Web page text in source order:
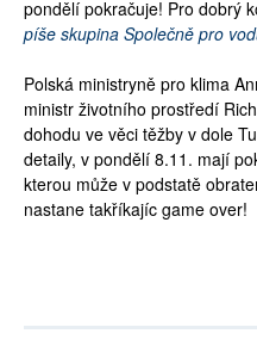
pondělí pokračuje! Pro dobrý
píše skupina Společně pro
Polská ministryně pro klima
ministr životního prostředí
dohodu ve věci těžby v dole
detaily, v pondělí 8.11. mají
kterou může v podstatě
nastane takříkajíc game over!